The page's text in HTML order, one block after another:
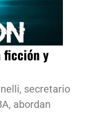
ficción y
secretario
abordan